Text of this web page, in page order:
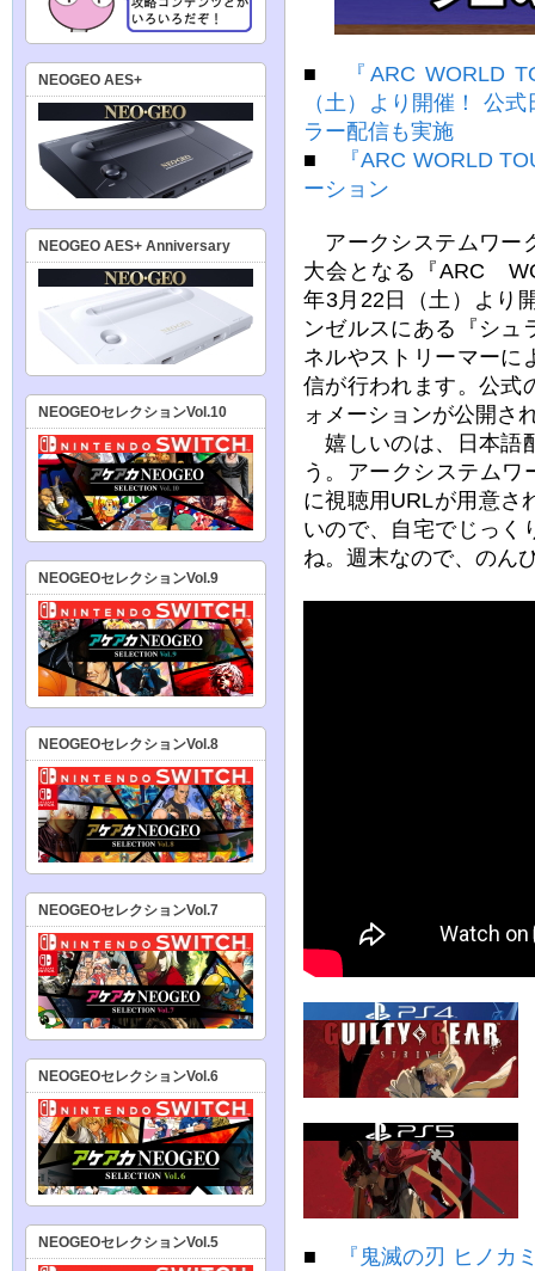
■
『ARC WORLD
（土）より開催！ 公
ラー配信も実施
■
『ARC WORLD
ーション
アークシステムワー
大会となる『ARC
年3月22日（土）より
ンゼルスにある『シュ
ネルやストリーマーに
信が行われます。公式
ォメーションが公開さ
嬉しいのは、日本語
う。アークシステムワ
に視聴用URLが用意さ
いので、自宅でじっく
ね。週末なので、のん
■
『鬼滅の刃 ヒノカ
NEOGEO AES+
NEOGEO AES+ Anniversary
NEOGEOセレクションVol.10
NEOGEOセレクションVol.9
NEOGEOセレクションVol.8
NEOGEOセレクションVol.7
NEOGEOセレクションVol.6
NEOGEOセレクションVol.5